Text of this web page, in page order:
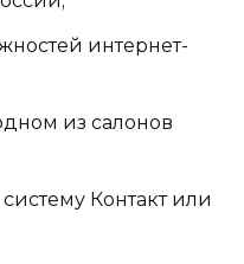
интернет-
из салонов
Контакт или